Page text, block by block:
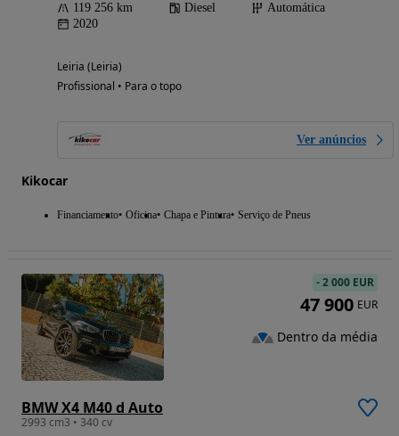
119 256 km Diesel
Automática
2020
Leiria (Leiria)
Profissional • Para o topo
Ver anúncios
Kikocar
Financiamento Oficina Chapa e Pintura Serviço de Pneus
BMW X4 M40 d Auto
2993 cm3 • 340 cv
-2 000 EUR
47 900 EUR
Dentro da média